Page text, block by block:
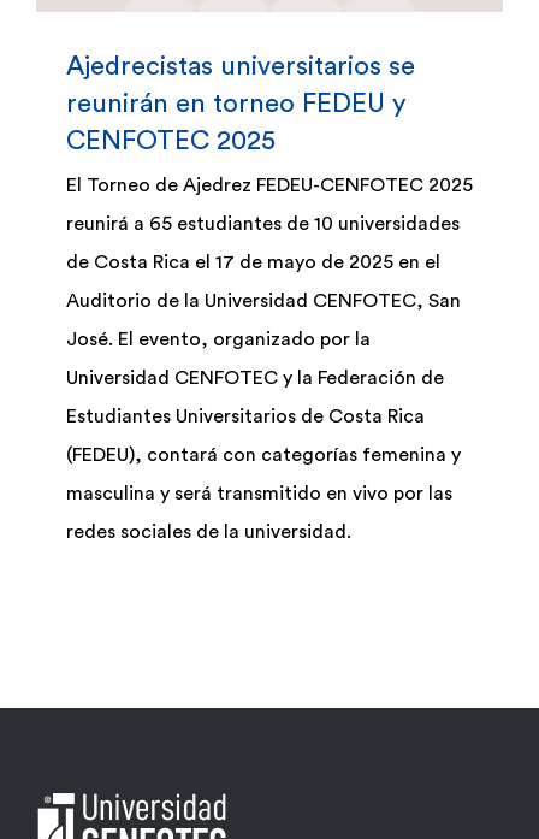
Egresados
Empresas
Biblioteca
Ajedrecistas universitarios se
reunirán en torneo FEDEU y
CENFOTEC 2025
El Torneo de Ajedrez FEDEU-CENFOTEC 2025
reunirá a 65 estudiantes de 10 universidades
de Costa Rica el 17 de mayo de 2025 en el
Auditorio de la Universidad CENFOTEC, San
José. El evento, organizado por la
Universidad CENFOTEC y la Federación de
Estudiantes Universitarios de Costa Rica
(FEDEU), contará con categorías femenina y
masculina y será transmitido en vivo por las
redes sociales de la universidad.